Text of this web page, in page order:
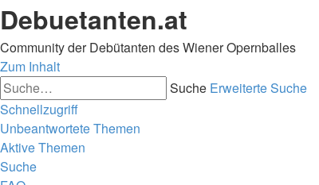
Debuetanten.at
Community der Debütanten des Wiener Opernballes
Zum Inhalt
Suche Erweiterte Suche
Schnellzugriff
Unbeantwortete Themen
Aktive Themen
Suche